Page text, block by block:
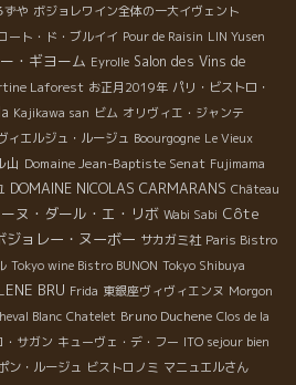
ずや ボジョレワイン全体の一大イヴェント
ート・ド・ブルイイ Pour de Raisin LIN Yusen
・ギヨーム Eyrolle Salon des Vins de
Laforest お正月2019年 パリ・ビストロ・
Kajikawa san ビム オリヴィエ・ジャンテ
ィエルジュ・ルージュ Boourgogne Le Vieux
山 Domaine Jean-Baptiste Senat Fujimama
DOMAINE NICOLAS CARMARANS Château
ーヌ・ダール・エ・リボ Wabi Sabi Côte
ジョレー・ヌーボー サカガミ社 Paris Bistro
Tokyo wine Bistro BUNON Tokyo Shibuya
BRU Frida 東銀座ヴィヴィエンヌ Morgon
Blanc Chatelet Bruno Duchene Clos de la
・サガン キューヴェ・デ・フー ITO sejour bien
ン・ルージュ ビストロノミ マニュエルさん